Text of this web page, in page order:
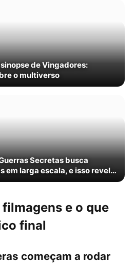
de Vingadores:
o multiverso
Secretas busca
em larga escala, e isso revela
e o que
final
começam a rodar